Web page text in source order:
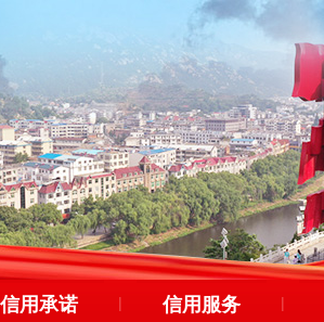
信用承诺 | 信用服务 |